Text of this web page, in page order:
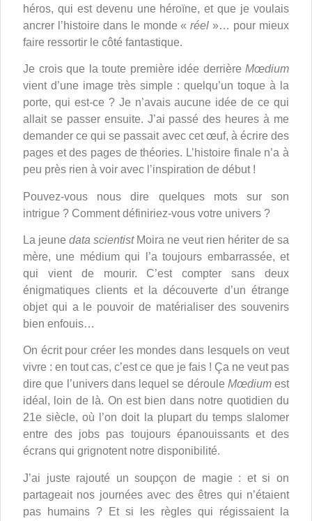
héros, qui est devenu une héroïne, et que je voulais
ancrer l’histoire dans le monde «réel »… pour mieux
faire ressortir le côté fantastique.
Je crois que la toute première idée derrière Mœdium
vient d’une image très simple : quelqu’un toque à la
porte, qui est-ce ? Je n’avais aucune idée de ce qui
allait se passer ensuite. J’ai passé des heures à me
demander ce qui se passait avec cet œuf, à écrire des
pages et des pages de théories. L’histoire finale n’a à
peu près rien à voir avec l’inspiration de début !
Pouvez-vous nous dire quelques mots sur son
intrigue ? Comment définiriez-vous votre univers ?
La jeune data scientist Moira ne veut rien hériter de sa
mère, une médium qui l’a toujours embarrassée, et
qui vient de mourir. C’est compter sans deux
énigmatiques clients et la découverte d’un étrange
objet qui a le pouvoir de matérialiser des souvenirs
bien enfouis…
On écrit pour créer les mondes dans lesquels on veut
vivre : en tout cas, c’est ce que je fais ! Ça ne veut pas
dire que l’univers dans lequel se déroule Mœdiumest
idéal, loin de là. On est bien dans notre quotidien du
21e siècle, où l’on doit la plupart du temps slalomer
entre des jobs pas toujours épanouissants et des
écrans qui grignotent notre disponibilité.
J’ai juste rajouté un soupçon de magie : et si on
partageait nos journées avec des êtres qui n’étaient
pas humains ? Et si les règles qui régissaient la